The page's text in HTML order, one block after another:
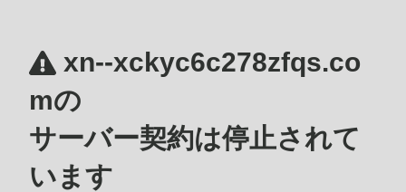
xn--xckyc6c278zfqs.co
mの
サーバー契約は停止されて
います